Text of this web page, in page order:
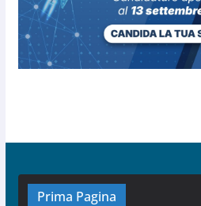
Prima Pagina